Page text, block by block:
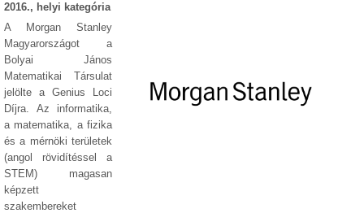
2016., helyi kategória
A Morgan Stanley
Magyarországot a
Bolyai János
Matematikai Társulat
jelölte a Genius Loci
Díjra. Az informatika,
a matematika, a fizika
és a mérnöki területek
(angol rövidítéssel a
STEM) magasan
képzett
szakembereket